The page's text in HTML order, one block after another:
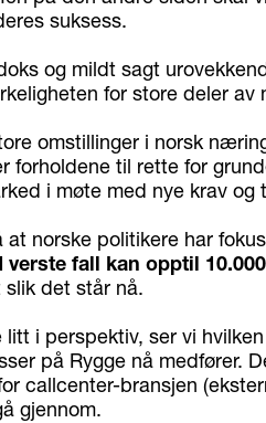
suksess.
og mildt sagt
for store deler av
omstillinger i norsk
forholdene til rette for
i møte med nye krav og
at norske politikere har
I verste fall kan opptil
det står nå.
i perspektiv, ser vi
på Rygge nå medfører.
callcenter-bransjen
gjennom.